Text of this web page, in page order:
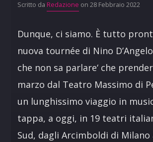
Scritto da Redazione on 28 Febbraio 2022
Dunque, ci siamo. È tutto
nuova tournée di Nino
che non sa parlare‘ che
marzo dal Teatro Massimo di
un lunghissimo viaggio in
tappa, a oggi, in 19 teatri
Sud, dagli Arcimboldi di Milano